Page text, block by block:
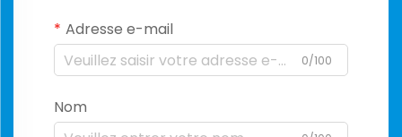
Adresse e-mail
0/100
Nom